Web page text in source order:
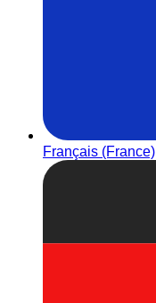
Français (France)